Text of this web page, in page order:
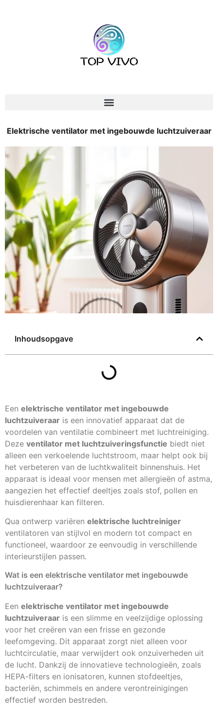
Elektrische ventilator met ingebouwde luchtzuiveraar
Inhoudsopgave
Een elektrische ventilator met ingebouwde
luchtzuiveraar is een innovatief apparaat dat de
voordelen van ventilatie combineert met luchtreiniging.
Deze ventilator met luchtzuiveringsfunctie biedt niet
alleen een verkoelende luchtstroom, maar helpt ook bij
het verbeteren van de luchtkwaliteit binnenshuis. Het
apparaat is ideaal voor mensen met allergieën of astma,
aangezien het effectief deeltjes zoals stof, pollen en
huisdierenhaar kan filteren.
Qua ontwerp variëren elektrische luchtreiniger
ventilatoren van stijlvol en modern tot compact en
functioneel, waardoor ze eenvoudig in verschillende
interieurstijlen passen.
Wat is een elektrische ventilator met ingebouwde
luchtzuiveraar?
Een elektrische ventilator met ingebouwde
luchtzuiveraar is een slimme en veelzijdige oplossing
voor het creëren van een frisse en gezonde
leefomgeving. Dit apparaat zorgt niet alleen voor
luchtcirculatie, maar verwijdert ook onzuiverheden uit
de lucht. Dankzij de innovatieve technologieën, zoals
HEPA-filters en ionisatoren, kunnen stofdeeltjes,
bacteriën, schimmels en andere verontreinigingen
effectief worden bestreden.